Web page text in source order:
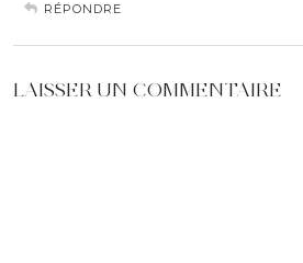
RÉPONDRE
LAISSER UN COMMENTAIRE